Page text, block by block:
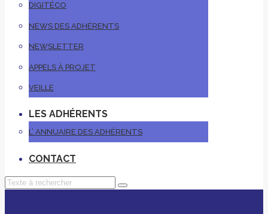
DIGITÉCO
NEWS DES ADHÉRENTS
NEWSLETTER
APPELS À PROJET
VEILLE
LES ADHÉRENTS
L’ ANNUAIRE DES ADHÉRENTS
CONTACT